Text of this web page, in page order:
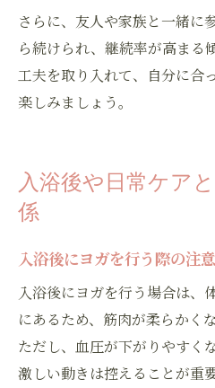
さらに、友人や家族と一緒に
ら続けられ、継続率が高まる
工夫を取り入れて、自分に合
楽しみましょう。
入浴後や日常ケア
係
入浴後にヨガを行う際の注
入浴後にヨガを行う場合は、
にあるため、筋肉が柔らかく
ただし、血圧が下がりやすく
激しい動きは控えることが重